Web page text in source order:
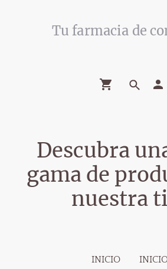
Tu farmacia de
Descubra
gama de
nuestra
INICIO